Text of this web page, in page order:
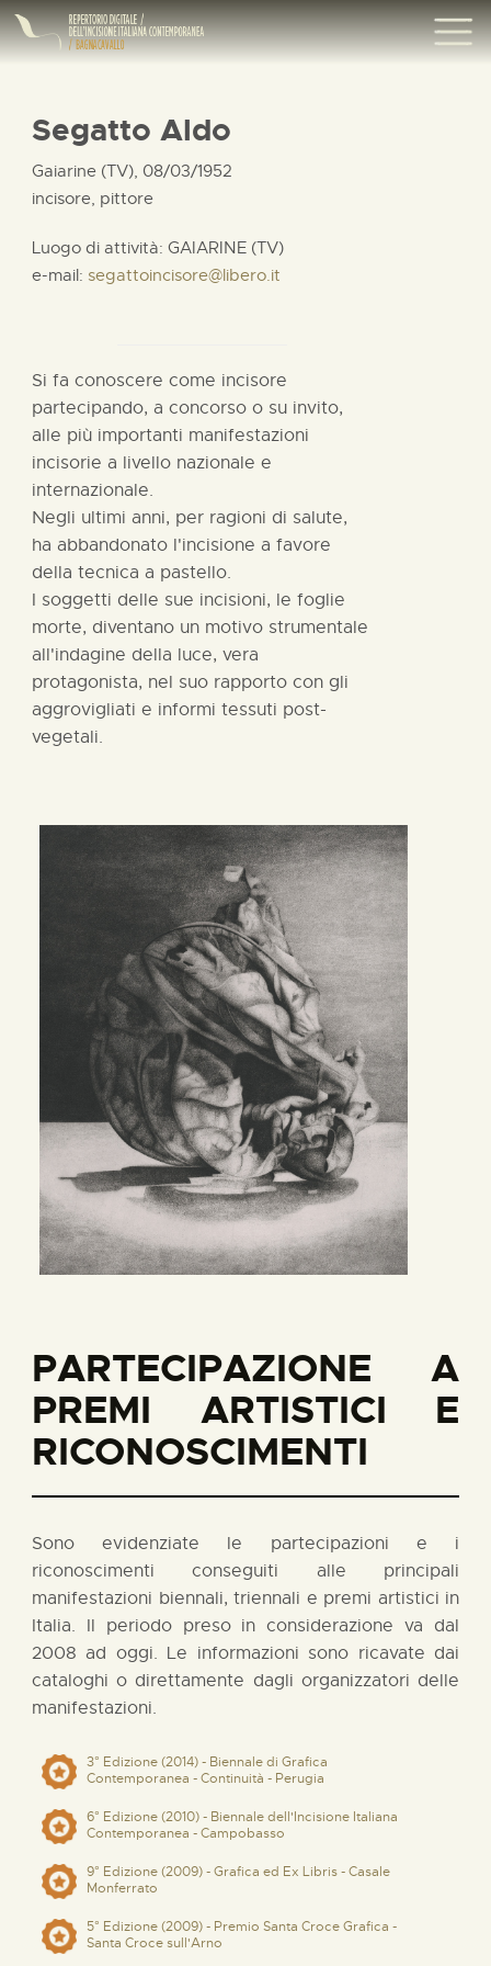
Segatto Aldo
Gaiarine (TV), 08/03/1952
incisore, pittore
Luogo di attività: GAIARINE (TV)
e-mail: segattoincisore@libero.it
Si fa conoscere come incisore
partecipando, a concorso o su invito,
alle più importanti manifestazioni
incisorie a livello nazionale e
internazionale.
Negli ultimi anni, per ragioni di salute,
ha abbandonato l'incisione a favore
della tecnica a pastello.
I soggetti delle sue incisioni, le foglie
morte, diventano un motivo strumentale
all'indagine della luce, vera
protagonista, nel suo rapporto con gli
aggrovigliati e informi tessuti post-
vegetali.
PARTECIPAZIONE A
PREMI ARTISTICI E
RICONOSCIMENTI
Sono evidenziate le partecipazioni e i
riconoscimenti conseguiti alle principali
manifestazioni biennali, triennali e premi artistici in
Italia. Il periodo preso in considerazione va dal
2008 ad oggi. Le informazioni sono ricavate dai
cataloghi o direttamente dagli organizzatori delle
manifestazioni.
3° Edizione (2014) - Biennale di Grafica
Contemporanea - Continuità - Perugia
6° Edizione (2010) - Biennale dell'Incisione Italiana
Contemporanea - Campobasso
9° Edizione (2009) - Grafica ed Ex Libris - Casale
Monferrato
5° Edizione (2009) - Premio Santa Croce Grafica -
Santa Croce sull'Arno